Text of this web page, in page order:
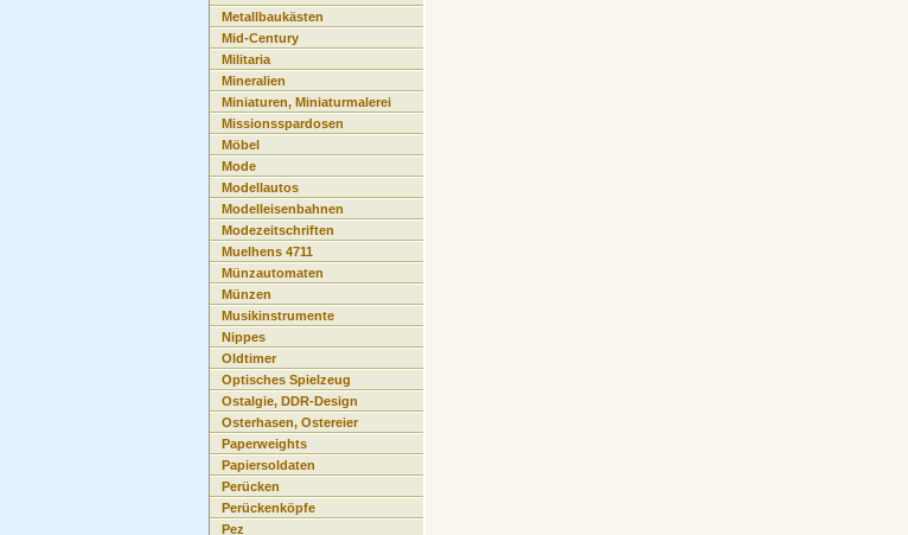
Metallbaukästen
Mid-Century
Militaria
Mineralien
Miniaturen, Miniaturmalerei
Missionsspardosen
Möbel
Mode
Modellautos
Modelleisenbahnen
Modezeitschriften
Muelhens 4711
Münzautomaten
Münzen
Musikinstrumente
Nippes
Oldtimer
Optisches Spielzeug
Ostalgie, DDR-Design
Osterhasen, Ostereier
Paperweights
Papiersoldaten
Perücken
Perückenköpfe
Pez